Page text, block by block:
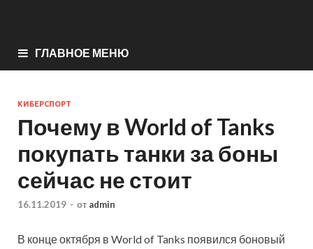
ГЛАВНОЕ МЕНЮ
КИБЕРСПОРТ
Почему в World of Tanks
покупать танки за боны
сейчас не стоит
16.11.2019 - от admin
В конце октября в World of Tanks появился боновый